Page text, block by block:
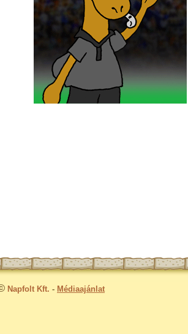
Napfolt Kft. - Médiaajánlat